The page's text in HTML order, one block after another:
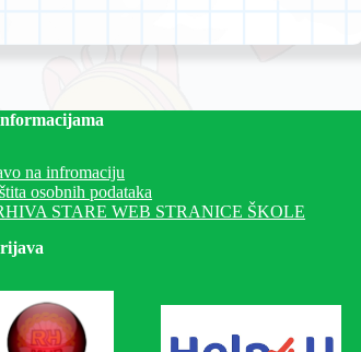
na infromaciju
osobnih podataka
STARE WEB STRANICE ŠKOLE